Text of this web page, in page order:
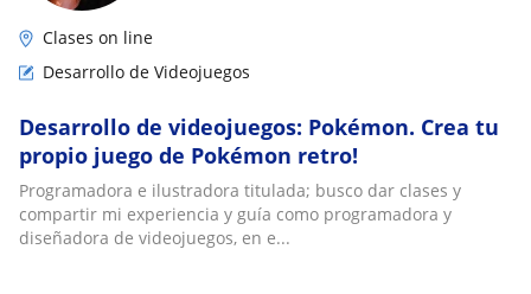
Clases on line
Desarrollo de Videojuegos
Desarrollo de videojuegos: Pokémon. Crea tu
propio juego de Pokémon retro!
Programadora e ilustradora titulada; busco dar clases y
compartir mi experiencia y guía como programadora y
diseñadora de videojuegos, en e...